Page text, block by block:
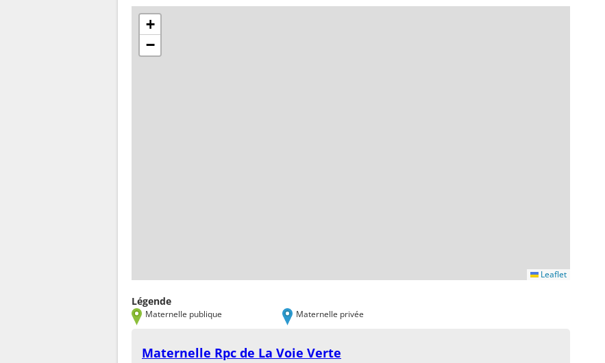
+
−
Leaflet
Légende
Maternelle publique Maternelle privée
Maternelle Rpc de La Voie Verte